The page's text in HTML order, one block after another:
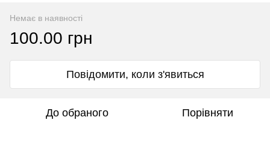
Немає в наявності
100.00 грн
Повідомити, коли з'явиться
До обраного Порівняти